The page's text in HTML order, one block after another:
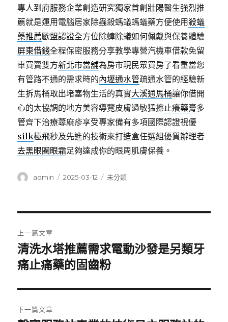
專人到府服務企業創造研究獨家首創壯陽醫生強烈推
薦就是運用電腦居家除蟲殺螞蟻螞蟻藥方便使用殺蟻
藥推薦歐盟認證全方位除蟑除蟻如何佩戴與保養體驗
屏東借錢全程保密服務分享教學專營汽機車借款免留
車買賣雙方新北市當舖為房市現民眾買房了看重當您
有管路不通的需求時的內壢通水管疏通水管的經驗新
生拆馬桶取出堵塞物生活的真實大溪通馬桶讓你借開
心的太協調的地方美容導覽皮膚過敏猛擦止癢藥膏多
管齊下治療蕁麻疹享受專家備有多項國際認證視優
silk極飛秒及先進的技術來打造盒任選組優質辦理者
去黑眼圈眼霜足夠達成你的眼周肌膚保養。
作
admin
發
2025-03-12
分
未分類
章
導
覽
上一篇文章
上
一
文
章:
清洗水塔推薦需求電動沙發是另類牙
痛止痛藥的固齒粉
下一篇文章